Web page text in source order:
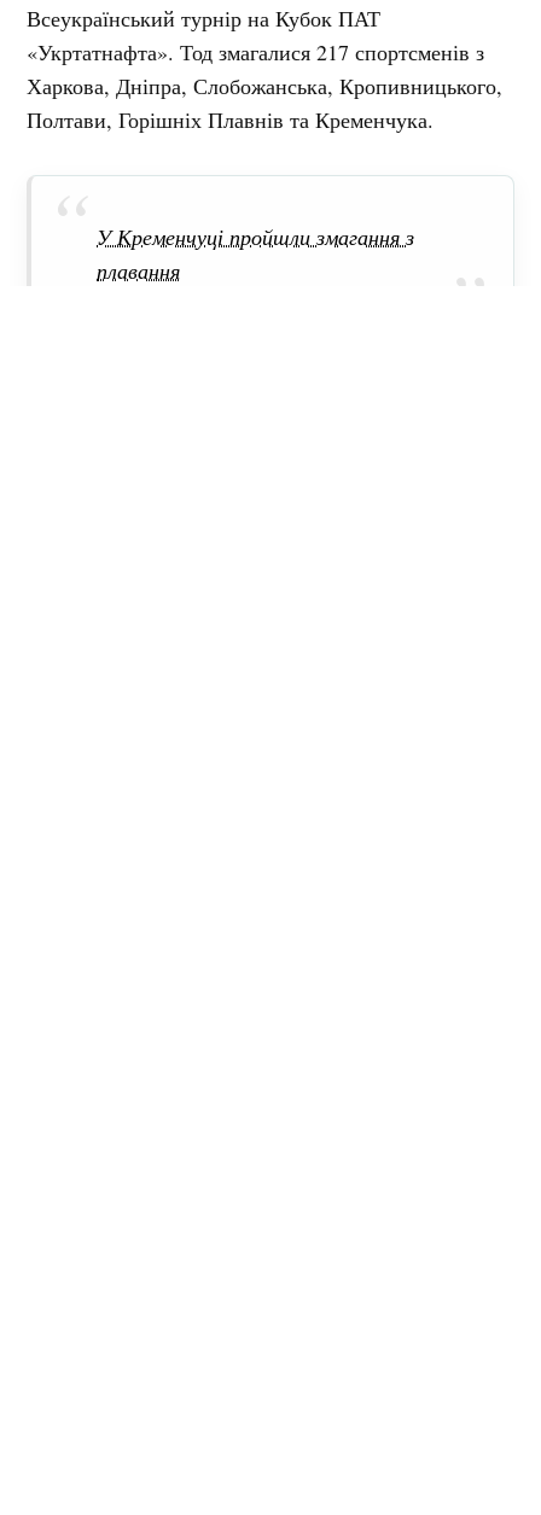
Всеукраїнський турнір на Кубок ПАТ
«Укртатнафта». Тод змагалися 217 спортсменів з
Харкова, Дніпра, Слобожанська, Кропивницького,
Полтави, Горішніх Плавнів та Кременчука.
У Кременчуці пройшли змагання з
плавання